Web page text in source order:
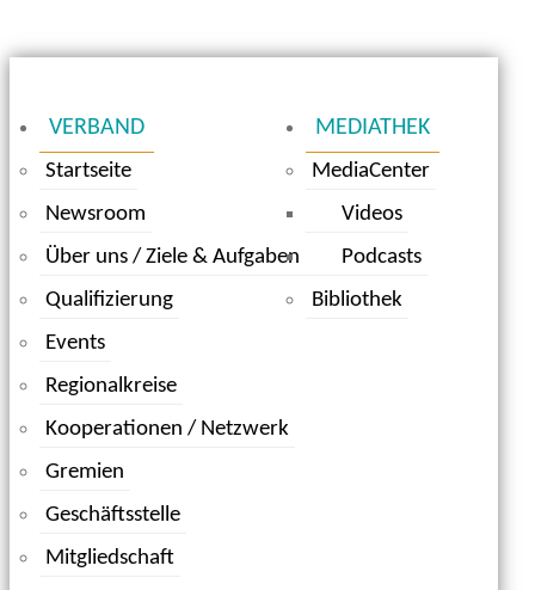
VERBAND
Startseite
Newsroom
Über uns / Ziele & Aufgaben
Qualifizierung
Events
Regionalkreise
Kooperationen / Netzwerk
Gremien
Geschäftsstelle
Mitgliedschaft
MEDIATHEK
MediaCenter
Videos
Podcasts
Bibliothek